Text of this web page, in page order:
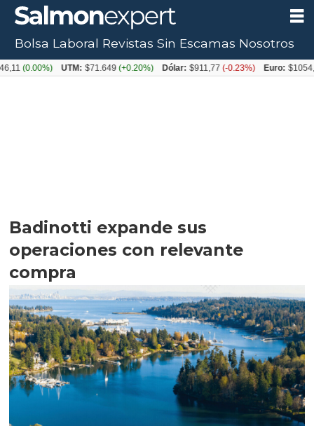
Badinotti expande sus
operaciones con relevante
compra
Bolsa Laboral Revistas Sin Escamas Nosotros
UTM: $71.649(+0.20%) Dólar: $911,77(-0.23%) Euro: $1054,31